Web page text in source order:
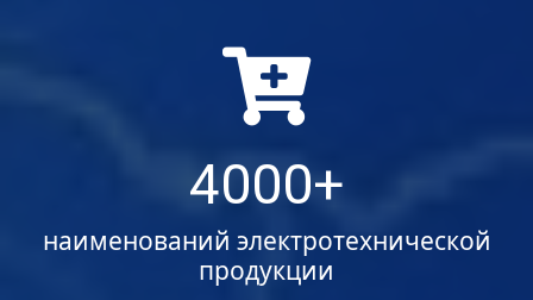
4000
наименований электротехнической
продукции